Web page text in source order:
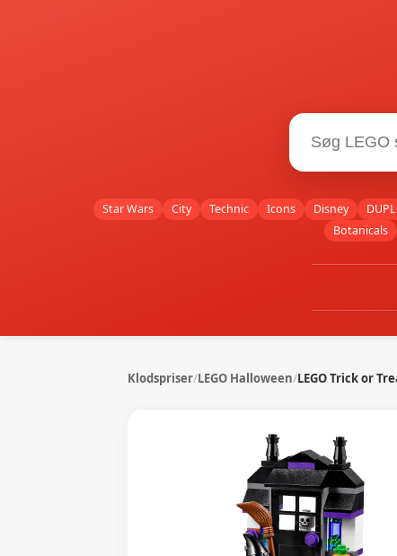
Star Wars City Technic Icons Disney
Botanicals
Klodspriser/LEGO Halloween/LEGO Trick or